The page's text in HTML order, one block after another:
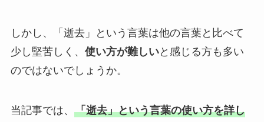
喪中見舞い
しかし、「逝去」という言葉は他の言葉と比べて
少し堅苦しく、 使い方が難しいと感じる方も多い
のではないでしょうか。
当記事では、 「逝去」という言葉の使い方を詳し